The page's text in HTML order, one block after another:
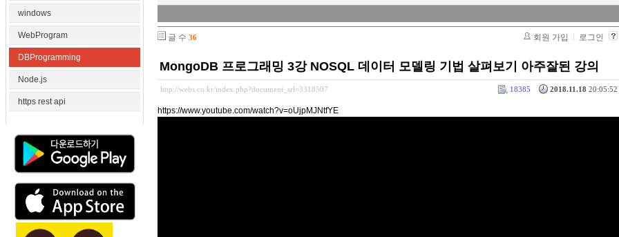
windows
WebProgram
DBProgramming
Node.js
https rest api
글 수 36 회원 가입 로그인
MongoDB 프로그래밍 3강 NOSQL 데이터 모델링 기법 살펴보기 아주잘된 강의
http://webs.co.kr/index.php?document_srl=3318507 2018.11.18
18385
https://www.youtube.com/watch?v=oUjpMJNtfYE